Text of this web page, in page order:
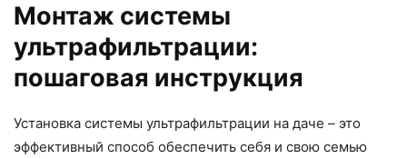
Монтаж системы
ультрафильтрации:
пошаговая инструкция
Установка системы ультрафильтрации на даче – это
эффективный способ обеспечить себя и свою семью